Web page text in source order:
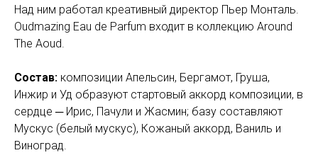
Над ним работал креативный директор Пьер Монталь.
Oudmazing Eau de Parfum входит в коллекцию Around
The Aoud.
Состав: композиции Апельсин, Бергамот, Груша,
Инжир и Уд образуют стартовый аккорд композиции, в
сердце ─ Ирис, Пачули и Жасмин; базу составляют
Мускус (белый мускус), Кожаный аккорд, Ваниль и
Виноград.